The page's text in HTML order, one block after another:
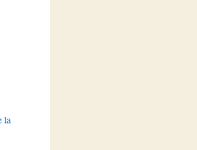
la